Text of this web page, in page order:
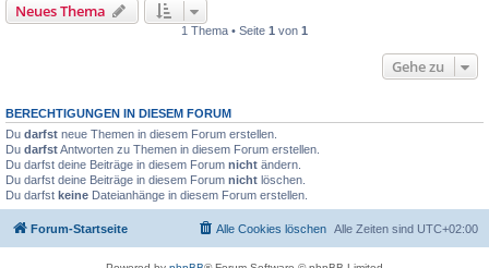
Neues Thema
1 Thema • Seite 1 von 1
Gehe zu
BERECHTIGUNGEN IN DIESEM FORUM
Du darfst neue Themen in diesem Forum erstellen.
Du darfstAntworten zu Themen in diesem Forum erstellen.
Du darfst deine Beiträge in diesem Forum nicht ändern.
Du darfst deine Beiträge in diesem Forum nicht löschen.
Du darfst keine Dateianhänge in diesem Forum erstellen.
Forum-Startseite Alle Zeiten sind UTC+02:00
Alle Cookies löschen